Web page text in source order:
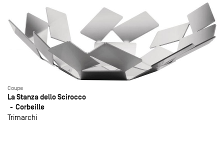
Coupe
La Stanza dello Scirocco
Corbeille
Trimarchi